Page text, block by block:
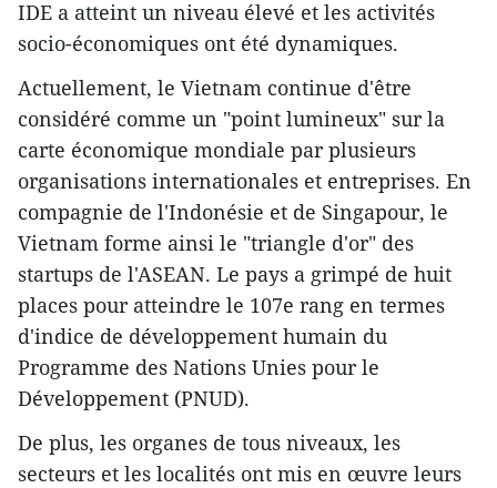
IDE a atteint un niveau élevé et les activités
socio-économiques ont été dynamiques.
Actuellement, le Vietnam continue d'être
considéré comme un "point lumineux" sur la
carte économique mondiale par plusieurs
organisations internationales et entreprises. En
compagnie de l'Indonésie et de Singapour, le
Vietnam forme ainsi le "triangle d'or" des
startups de l'ASEAN. Le pays a grimpé de huit
places pour atteindre le 107e rang en termes
d'indice de développement humain du
Programme des Nations Unies pour le
Développement (PNUD).
De plus, les organes de tous niveaux, les
secteurs et les localités ont mis en œuvre leurs